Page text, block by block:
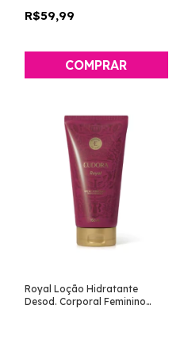
R$59,99
Royal Loção Hidratante
Desod. Corporal Feminino